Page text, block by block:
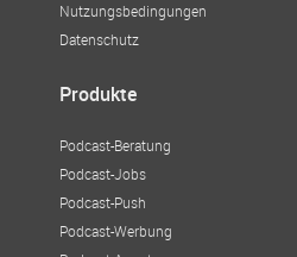
Nutzungsbedingungen
Datenschutz
Produkte
Podcast-Beratung
Podcast-Jobs
Podcast-Push
Podcast-Werbung